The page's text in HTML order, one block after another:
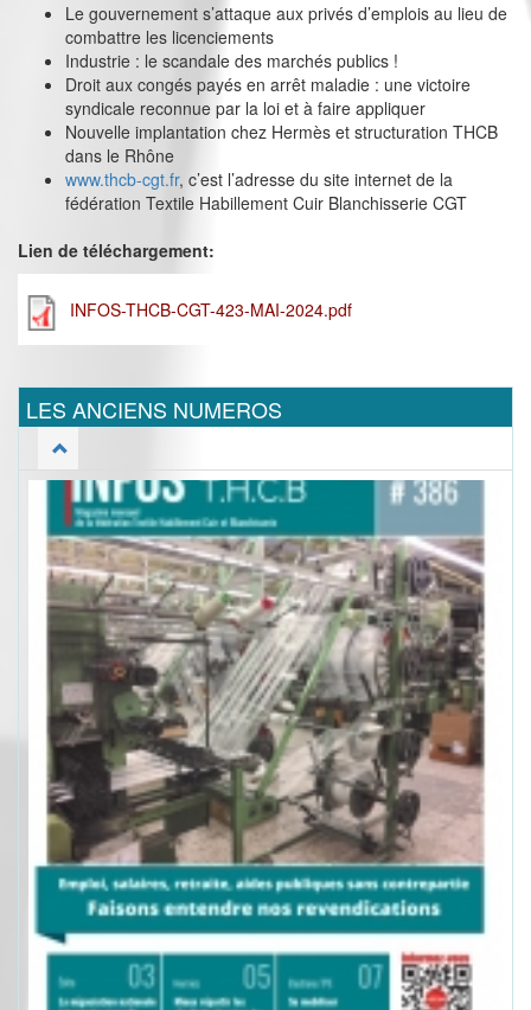
Le gouvernement s’attaque aux privés d’emplois au lieu de
combattre les licenciements
Industrie : le scandale des marchés publics !
Droit aux congés payés en arrêt maladie : une victoire
syndicale reconnue par la loi et à faire appliquer
Nouvelle implantation chez Hermès et structuration THCB
dans le Rhône
www.thcb-cgt.fr, c’est l’adresse du site internet de la
fédération Textile Habillement Cuir Blanchisserie CGT
Lien de téléchargement:
INFOS-THCB-CGT-423-MAI-2024.pdf
LES ANCIENS NUMEROS